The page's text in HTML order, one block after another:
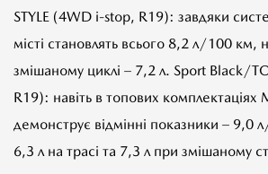
STYLE (4WD i-stop, R19): завдяки
місті становлять всього 8,2 л/100 км,
змішаному циклі – 7,2 л. Sport Black/
R19): навіть в топових комплектаціях
демонструє відмінні показники – 9,0
6,3 л на трасі та 7,3 л при змішаному